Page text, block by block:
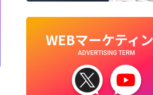
WEBマーケティ
ADVERTISING TERM